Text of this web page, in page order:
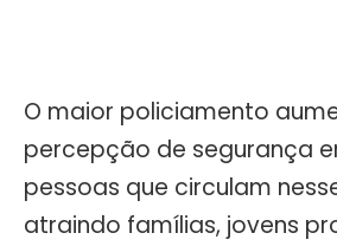
O maior policiamento
percepção de segurança
pessoas que circulam
atraindo famílias, jovens